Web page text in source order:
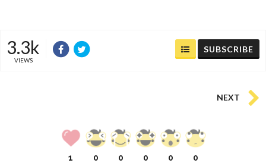
3.3k
VIEWS
SUBSCRIBE
NEXT
1 0 0 0 0 0